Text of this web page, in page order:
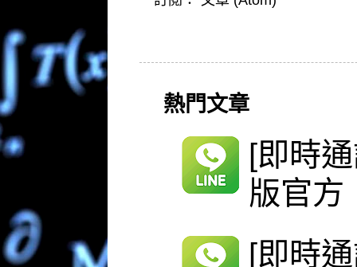
熱門文章
[即時
版官方
[即時